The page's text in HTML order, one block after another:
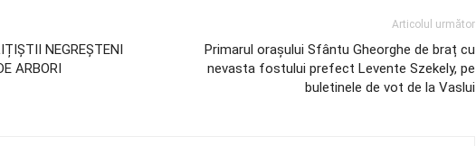
NEGREȘTENI
ARBORI
Articolul următor
Primarul orașului Sfântu Gheorghe de braț cu
nevasta fostului prefect Levente Szekely, pe
buletinele de vot de la Vaslui